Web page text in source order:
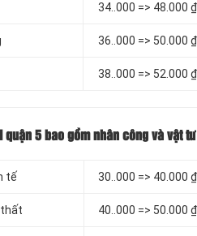
34..000 => 48.000
36..000 => 50.000
38..000 => 52.000
5 bao gồm nhân công và vật tư
tế 30..000 => 40.000
thất 40..000 => 50.000